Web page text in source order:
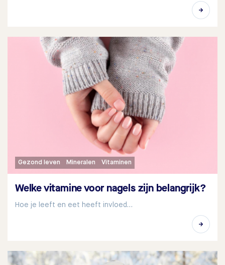
Gezond leven Mineralen Vitaminen
Welke vitamine voor nagels zijn belangrijk?
Hoe je leeft en eet heeft invloed…